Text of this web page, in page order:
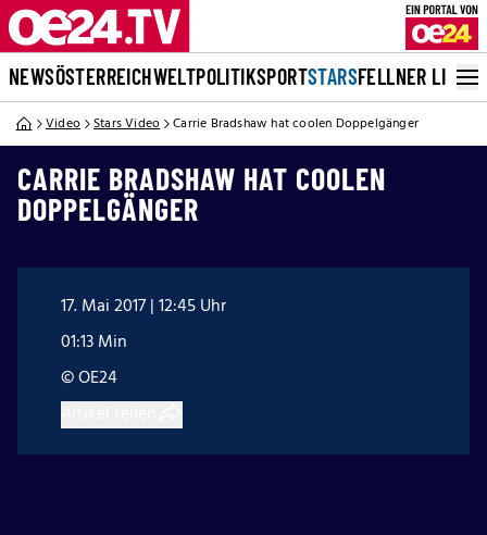
NEWSÖSTERREICHWELTPOLITIKSPORTSTARSFELLNER LIVE
Video Stars Video Carrie Bradshaw hat coolen Doppelgänger
CARRIE BRADSHAW HAT COOLEN
DOPPELGÄNGER
17. Mai 2017 | 12:45 Uhr
01:13 Min
© OE24